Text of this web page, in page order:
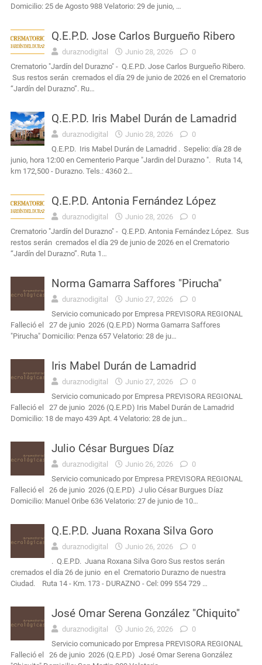
Actualidad Ayçaguer elevó un planteamiento al jefe de Policía y directores de la Intendencia
Domicilio: 25 de Agosto 988 Velatorio: 29 de junio, …
Q.E.P.D. Jose Carlos Burgueño Ribero
duraznodigital Junio 28, 2026
0
Crematorio "Jardín del Durazno" - Q.E.P.D. Jose Carlos Burgueño Ribero.
Sus restos serán cremados el día 29 de junio de 2026 en el Crematorio
“Jardín del Durazno”. Ru…
Q.E.P.D. Iris Mabel Durán de Lamadrid
duraznodigital Junio 28, 2026
0
Q.E.P.D. Iris Mabel Durán de Lamadrid . Sepelio: día 28 de
junio, hora 12:00 en Cementerio Parque "Jardin del Durazno ". Ruta 14,
km 172,500 - Durazno. Tels.: 4360 2…
Q.E.P.D. Antonia Fernández López
duraznodigital Junio 28, 2026
0
Crematorio "Jardín del Durazno" - Q.E.P.D. Antonia Fernández López. Sus
restos serán cremados el día 29 de junio de 2026 en el Crematorio
“Jardín del Durazno”. Ruta 1…
Norma Gamarra Saffores "Pirucha"
duraznodigital Junio 27, 2026
0
Servicio comunicado por Empresa PREVISORA REGIONAL
Falleció el 27 de junio 2026 (Q.E.P.D) Norma Gamarra Saffores
"Pirucha" Domicilio: Penza 657 Velatorio: 28 de ju…
Iris Mabel Durán de Lamadrid
duraznodigital Junio 27, 2026
0
Servicio comunicado por Empresa PREVISORA REGIONAL
Falleció el 27 de junio 2026 (Q.E.P.D) Iris Mabel Durán de Lamadrid
Domicilio: 18 de mayo 439 Apt. 4 Velatorio: 28 de jun…
Julio César Burgues Díaz
duraznodigital Junio 26, 2026
0
Servicio comunicado por Empresa PREVISORA REGIONAL
Falleció el 26 de junio 2026 (Q.E.P.D) J ulio César Burgues Díaz
Domicilio: Manuel Oribe 636 Velatorio: 27 de junio de 10…
Q.E.P.D. Juana Roxana Silva Goro
duraznodigital Junio 26, 2026
0
. Q.E.P.D. Juana Roxana Silva Goro Sus restos serán
cremados el día 26 de junio en el Crematorio Durazno de nuestra
Ciudad. Ruta 14 - Km. 173 - DURAZNO - Cel: 099 554 729 …
José Omar Serena González "Chiquito"
duraznodigital Junio 26, 2026
0
Servicio comunicado por Empresa PREVISORA REGIONAL
Falleció el 26 de junio 2026 (Q.E.P.D) José Omar Serena González